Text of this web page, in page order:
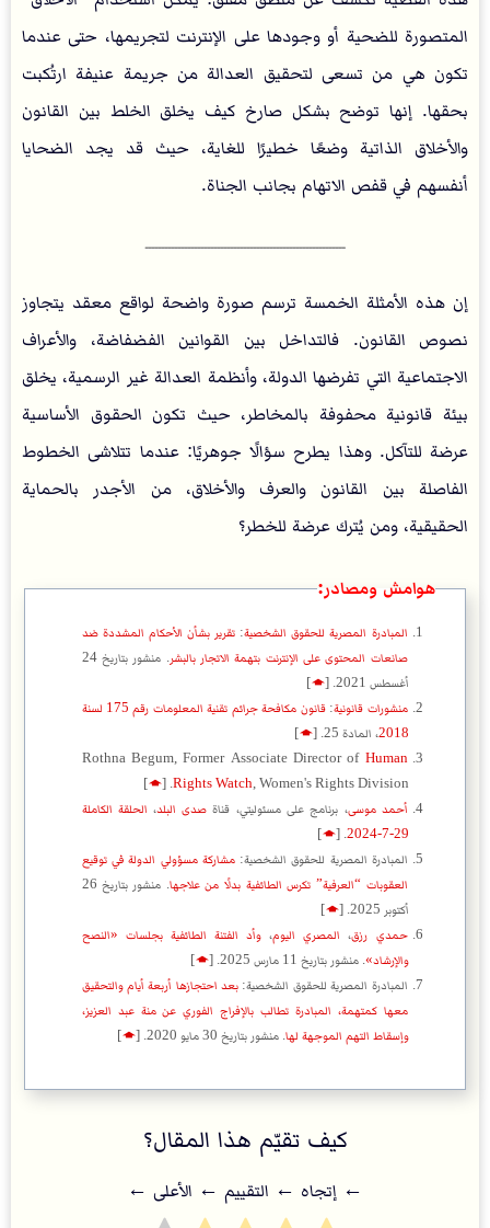
المتصورة للضحية أو وجودها على الإنترنت لتجريمها، حتى عندما
تكون هي من تسعى لتحقيق العدالة من جريمة عنيفة ارتُكبت
بحقها. إنها توضح بشكل صارخ كيف يخلق الخلط بين القانون
والأخلاق الذاتية وضعًا خطيرًا للغاية، حيث قد يجد الضحايا
أنفسهم في قفص الاتهام بجانب الجناة.
ـــــــــــــــــــــــــــــــــــــــــــــــــــــــــــــ
إن هذه الأمثلة الخمسة ترسم صورة واضحة لواقع معقد يتجاوز
نصوص القانون. فالتداخل بين القوانين الفضفاضة، والأعراف
الاجتماعية التي تفرضها الدولة، وأنظمة العدالة غير الرسمية، يخلق
بيئة قانونية محفوفة بالمخاطر، حيث تكون الحقوق الأساسية
عرضة للتآكل. وهذا يطرح سؤالًا جوهريًا: عندما تتلاشى الخطوط
الفاصلة بين القانون والعرف والأخلاق، من الأجدر بالحماية
الحقيقية، ومن يُترك عرضة للخطر؟
هوامش ومصادر:
المبادرة المصرية للحقوق الشخصية:تقرير بشأن الأحكام المشددة ضد
صانعات المحتوى على الإنترنت بتهمة الاتجار بالبشر
. منشور بتاريخ 24
أغسطس 2021.
[
🡁
]
منشورات قانونية:
قانون مكافحة جرائم تقنية المعلومات رقم 175 لسنة
2018، المادة 25. [
🡁
]
Rothna Begum, Former Associate Director of Human
Rights Watch, Women's Rights Division.
[
🡁
]
أحمد موسى، برنامج على مسئوليتي، قناةصدى البلد، الحلقة الكاملة
29-7-2024
.
[
🡁
]
المبادرة المصرية للحقوق الشخصية:مشاركة مسؤولي الدولة في توقيع
العقوبات “العرفية” تكرس الطائفية بدلًا من علاجها
. منشور بتاريخ 26
أكتوبر 2025.
[
🡁
]
حمدي رزق، المصري اليوم،وأد الفتنة الطائفية بجلسات «النصح
والإرشاد». منشور بتاريخ 11 مارس 2025. [
🡁
]
المبادرة المصرية للحقوق الشخصية:بعد احتجازها أربعة أيام والتحقيق
معها كمتهمة، المبادرة تطالب بالإفراج الفوري عن منة عبد العزيز،
وإسقاط التهم الموجهة لها. منشور بتاريخ 30 مايو 2020. [
🡁
]
كيف تقيّم هذا المقال؟
← إتجاه ← التقييم ← اﻷعلى ←